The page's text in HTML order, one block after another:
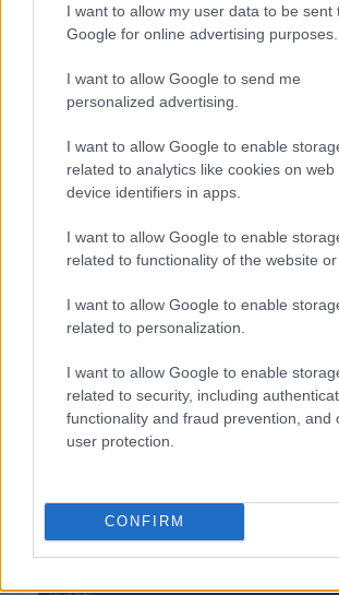
I want to allow my user data to be sent
Google for online advertising purposes.
I want to allow Google to send me
personalized advertising.
I want to allow Google to enable
related to analytics like cookies on web
device identifiers in apps.
I want to allow Google to enable
related to functionality of the website or
I want to allow Google to enable
related to personalization.
I want to allow Google to enable
related to security, including
functionality and fraud prevention, and
user protection.
CONFIRM
COTAÇÕES CRYPTO
Nome
Kinza Babylon Staked BTC
(KBTC)
Eureka Bridged PAX Gold (Terra
JDB
(JDB)